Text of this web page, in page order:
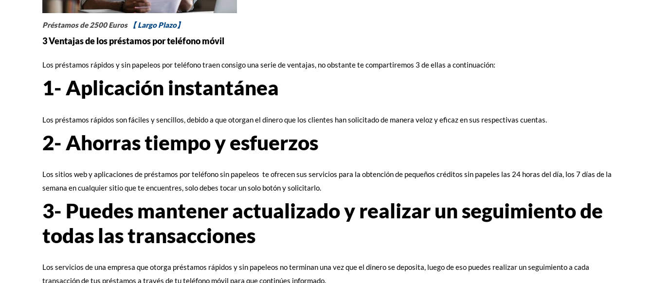
Préstamos de 2500 Euros【 Largo Plazo】
3 Ventajas de los préstamos por teléfono móvil
Los préstamos rápidos y sin papeleos por teléfono traen consigo una serie de ventajas, no obstante te compartiremos 3 de ellas a continuación:
1- Aplicación instantánea
Los préstamos rápidos son fáciles y sencillos, debido a que otorgan el dinero que los clientes han solicitado de manera veloz y eficaz en sus respectivas cuentas.
2- Ahorras tiempo y esfuerzos
Los sitios web y aplicaciones de préstamos por teléfono sin papeleos te ofrecen sus servicios para la obtención de pequeños créditos sin papeles las 24 horas del día, los 7 días de la
semana en cualquier sitio que te encuentres, solo debes tocar un solo botón y solicitarlo.
3- Puedes mantener actualizado y realizar un seguimiento de
todas las transacciones
Los servicios de una empresa que otorga préstamos rápidos y sin papeleos no terminan una vez que el dinero se deposita, luego de eso puedes realizar un seguimiento a cada
transacción de tus préstamos a través de tu teléfono móvil para que continúes informado.